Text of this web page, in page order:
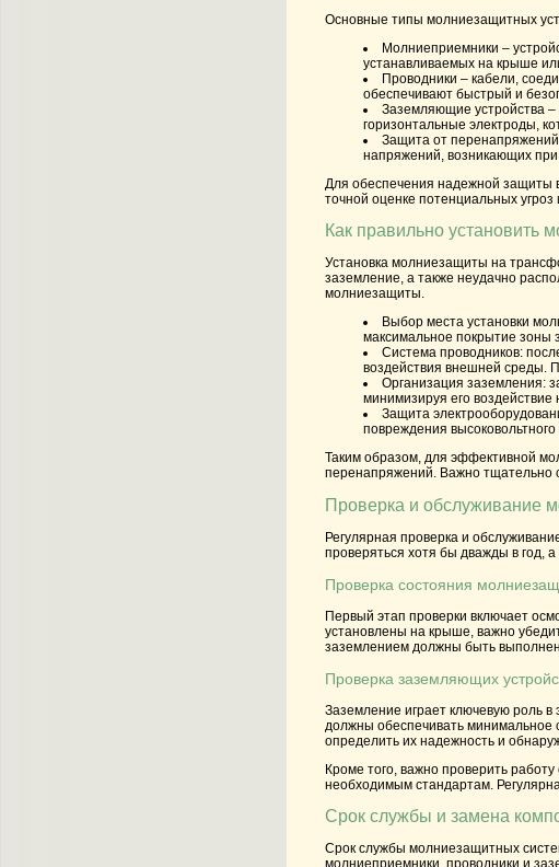
Основные типы молниезащитных
Молниеприемники –
устанавливаемых на крыше
Проводники – кабели,
обеспечивают быстрый и
Заземляющие устройства –
горизонтальные электроды,
Защита от перенапряжений
напряжений, возникающих
Для обеспечения надежной защиты
точной оценке потенциальных угроз
Как правильно установить
Установка молниезащиты на
заземление, а также неудачно
молниезащиты.
Выбор места установки
максимальное покрытие зоны
Система проводников:
воздействия внешней среды.
Организация заземления:
минимизируя его
Защита
повреждения
Таким образом, для эффективной
перенапряжений. Важно тщательно
Проверка и обслуживание
Регулярная проверка и
проверяться хотя бы дважды в год,
Проверка состояния
Первый этап проверки включает
установлены на крыше, важно
заземлением должны быть
Проверка заземляющих
Заземление играет ключевую роль
должны обеспечивать минимальное
определить их надежность и
Кроме того, важно проверить
необходимым стандартам.
Срок службы и замена
Срок службы молниезащитных